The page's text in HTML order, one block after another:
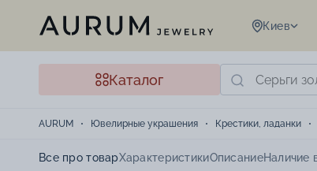
Киев
Каталог
AURUM Ювелирные украшения Крестики, ладанки
Все про товарХарактеристикиОписаниеНаличие